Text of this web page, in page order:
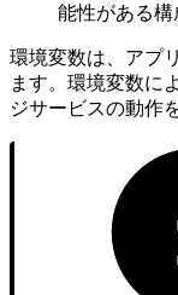
能性がある構
環境変数は、アプ
ます。環境変数に
ジサービスの動作